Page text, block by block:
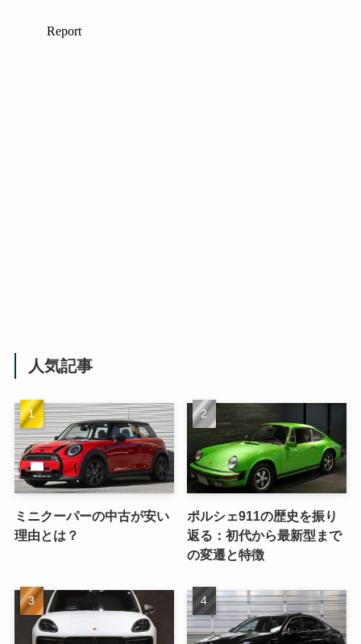
人気記事
ミニクーパーの中古が安い
理由とは？
ポルシェ911の歴史を振り
返る：初代から最新型まで
の変遷と特徴